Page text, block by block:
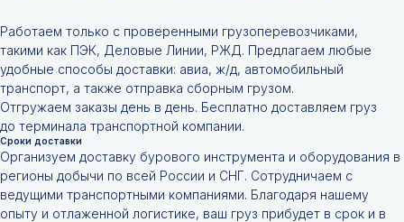
Работаем только с проверенными грузоперевозчиками,
такими как ПЭК, Деловые Линии, РЖД. Предлагаем любые
удобные способы доставки: авиа, ж/д, автомобильный
транспорт, а также отправка сборным грузом.
Отгружаем заказы день в день. Бесплатно доставляем груз
до терминала транспортной компании.
Сроки доставки
Организуем доставку бурового инструмента и оборудования в
регионы добычи по всей России и СНГ. Сотрудничаем с
ведущими транспортными компаниями. Благодаря нашему
опыту и отлаженной логистике, ваш груз прибудет в срок и в